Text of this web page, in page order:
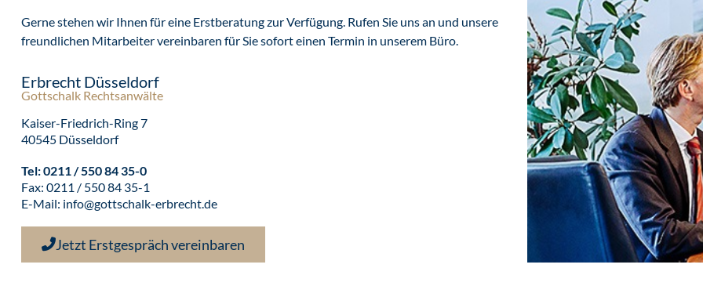
Gerne stehen wir Ihnen für eine Erstberatung zur Verfügung. Rufen Sie uns an und unsere
freundlichen Mitarbeiter vereinbaren für Sie sofort einen Termin in unserem Büro.
Erbrecht Düsseldorf
Gottschalk Rechtsanwälte
Kaiser-Friedrich-Ring 7
40545 Düsseldorf
Tel:0211 / 550 84 35-0
Fax: 0211 / 550 84 35-1
E-Mail: info@gottschalk-erbrecht.de
Jetzt Erstgespräch vereinbaren